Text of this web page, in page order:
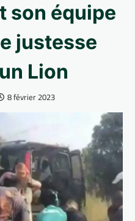
son équipe
justesse
Lion
8 février 2023